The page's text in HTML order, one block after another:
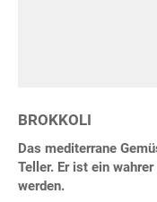
BROKKOLI
Das mediterrane
Teller. Er ist ein
werden.